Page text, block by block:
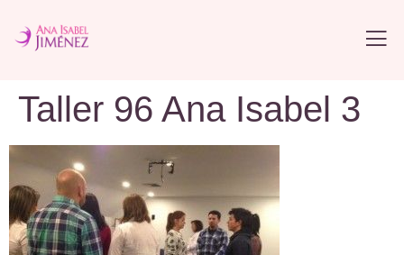
Taller 96 Ana Isabel 3